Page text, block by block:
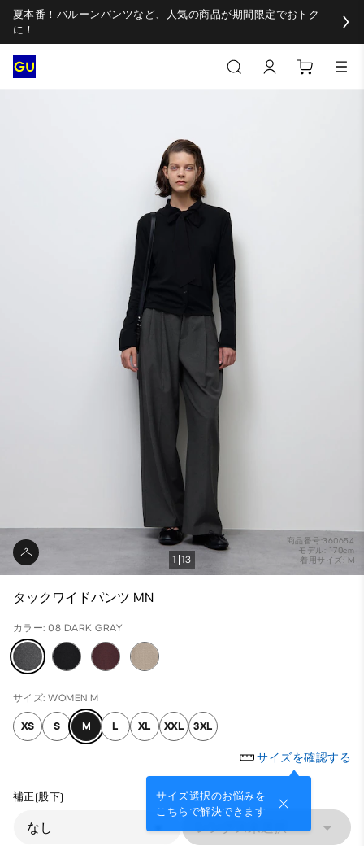
夏本番！バルーンパンツなど、人気の商品が期間限定でおトク
に！
商品番号:360654
モデル: 170cm
着用サイズ: M
1 13
タックワイドパンツ MN
カラー: 08 DARK GRAY
サイズ: WOMEN M
XS S M L XL XXL 3XL
サイズを確認する
サイズ選択のお悩みを
こちらで解決できます
補正(股下)
なし レングス未選択